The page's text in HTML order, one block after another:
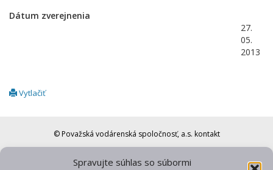
Spravujte súhlas so súbormi
Dátum zverejnenia
27.
05.
2013
Vytlačiť
© Považská vodárenská spoločnosť, a.s. kontakt